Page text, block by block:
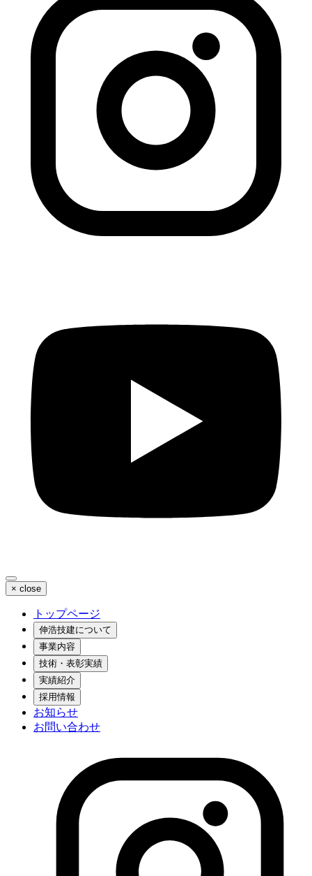
× close
トップページ
伸浩技建について
事業内容
技術・表彰実績
実績紹介
採用情報
お知らせ
お問い合わせ